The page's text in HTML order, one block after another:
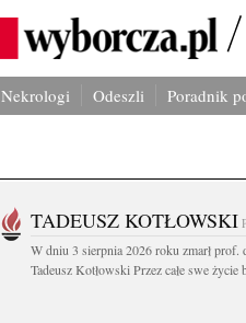
Nekrologi Odeszli Poradnik
TADEUSZ KOTŁOWSKI
W dniu 3 sierpnia 2026 roku zmarł prof.
Tadeusz Kotłowski Przez całe swe życie